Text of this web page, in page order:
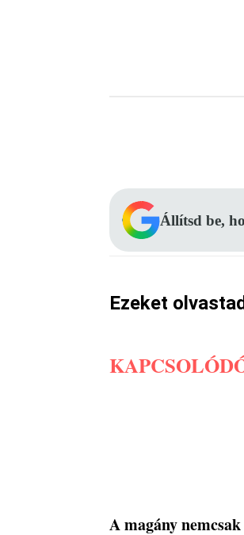
Állítsd be,
Ezeket
A magány